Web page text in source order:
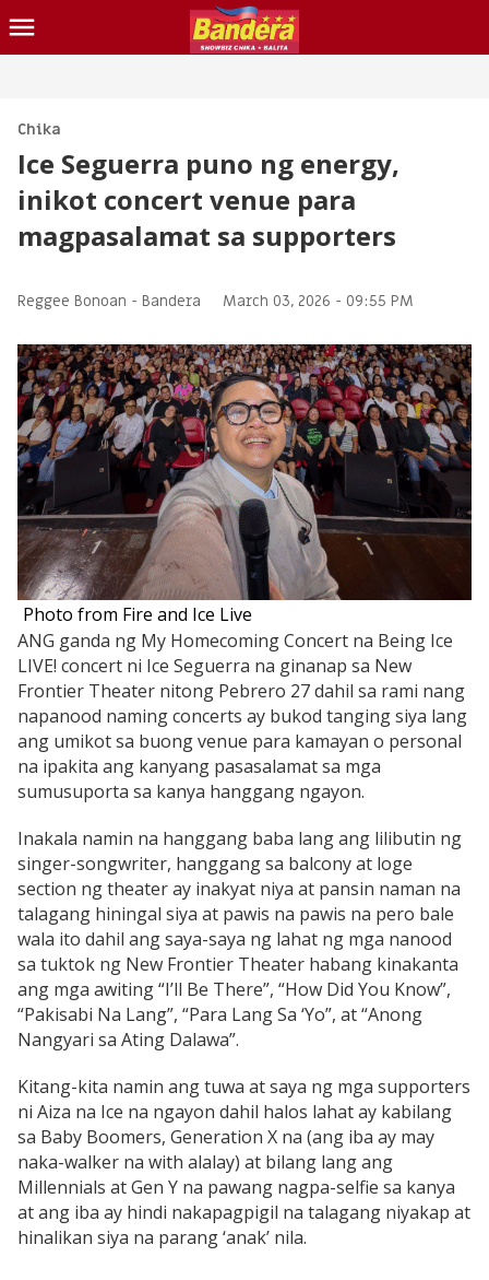
BALITA
BLIND ITEM
LOTTO
CONTACT US
INQUIRER.NET
Chika
Ice Seguerra puno ng energy,
inikot concert venue para
magpasalamat sa supporters
Reggee Bonoan - Bandera March 03, 2026 - 09:55 PM
Photo from Fire and Ice Live
ANG ganda ng My Homecoming Concert na Being Ice
LIVE! concert ni Ice Seguerra na ginanap sa New
Frontier Theater nitong Pebrero 27 dahil sa rami nang
napanood naming concerts ay bukod tanging siya lang
ang umikot sa buong venue para kamayan o personal
na ipakita ang kanyang pasasalamat sa mga
sumusuporta sa kanya hanggang ngayon.
Inakala namin na hanggang baba lang ang lilibutin ng
singer-songwriter, hanggang sa balcony at loge
section ng theater ay inakyat niya at pansin naman na
talagang hiningal siya at pawis na pawis na pero bale
wala ito dahil ang saya-saya ng lahat ng mga nanood
sa tuktok ng New Frontier Theater habang kinakanta
ang mga awiting “I’ll Be There”, “How Did You Know”,
“Pakisabi Na Lang”, “Para Lang Sa ‘Yo”, at “Anong
Nangyari sa Ating Dalawa”.
Kitang-kita namin ang tuwa at saya ng mga supporters
ni Aiza na Ice na ngayon dahil halos lahat ay kabilang
sa Baby Boomers, Generation X na (ang iba ay may
naka-walker na with alalay) at bilang lang ang
Millennials at Gen Y na pawang nagpa-selfie sa kanya
at ang iba ay hindi nakapagpigil na talagang niyakap at
hinalikan siya na parang ‘anak’ nila.